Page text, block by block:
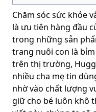
Chăm sóc sức khỏe
là ưu tiên hàng đầu
trong những sản
trang nuôi con là
trên thị trường,
nhiều cha mẹ tin
nhờ vào chất lượng
giữ cho bé luôn khô